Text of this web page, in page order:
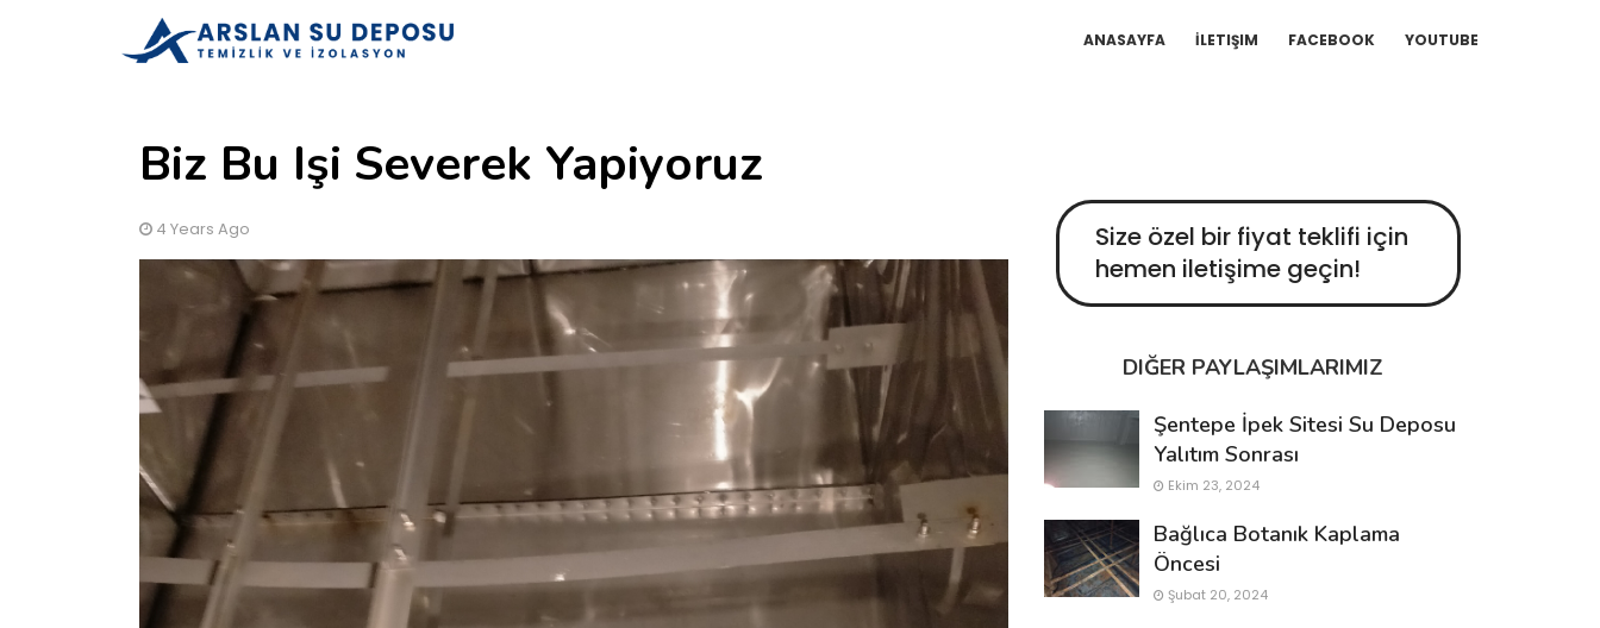
ANASAYFA İLETIŞIM FACEBOOK YOUTUBE
Biz Bu Işi Severek Yapiyoruz
4 Years Ago
Size özel bir fiyat teklifi için
hemen iletişime geçin!
DIĞER PAYLAŞIMLARIMIZ
Şentepe İpek Sitesi Su Deposu
Yalıtım Sonrası
Ekim 23, 2024
Bağlıca Botanık Kaplama
Öncesi
Şubat 20, 2024